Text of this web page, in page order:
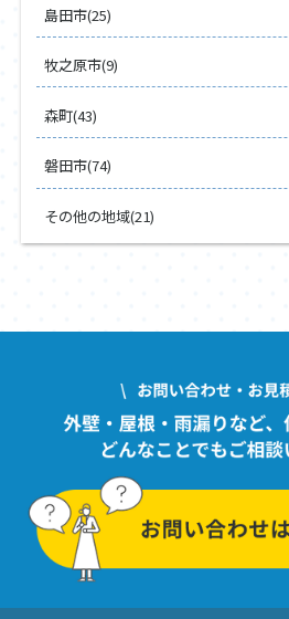
島田市(25)
牧之原市(9)
森町(43)
磐田市(74)
その他の地域(21)